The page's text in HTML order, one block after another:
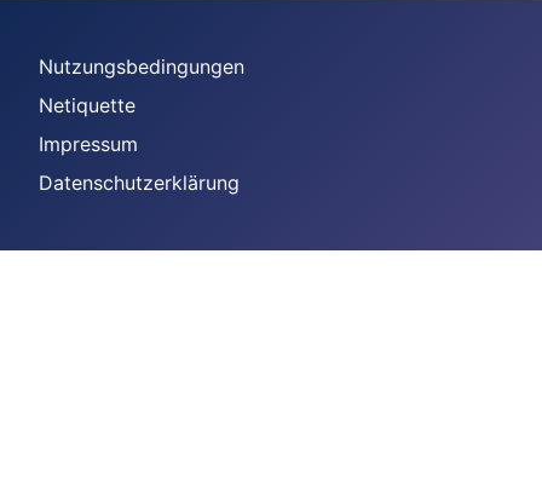
Nutzungsbedingungen
Netiquette
Impressum
Datenschutzerklärung